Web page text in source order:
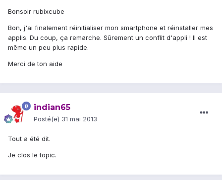
Bonsoir rubixcube
Bon, j'ai finalement réinitialiser mon smartphone et réinstaller mes
applis. Du coup, ça remarche. Sûrement un conflit d'appli ! Il est
même un peu plus rapide.
Merci de ton aide
indian65
Posté(e) 31 mai 2013
Tout a été dit.
Je clos le topic.